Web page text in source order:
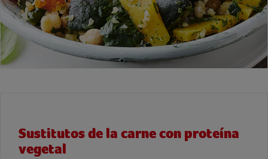
Sustitutos de la carne con proteína
vegetal